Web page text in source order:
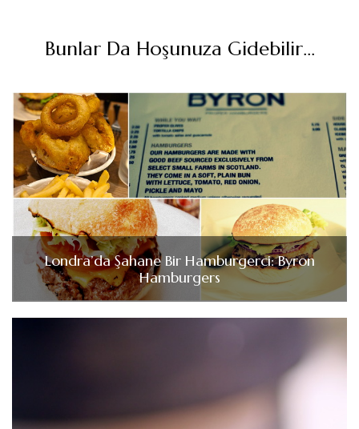
Bunlar Da Hoşunuza Gidebilir...
Londra’da Şahane Bir Hamburgerci: Byron
Hamburgers